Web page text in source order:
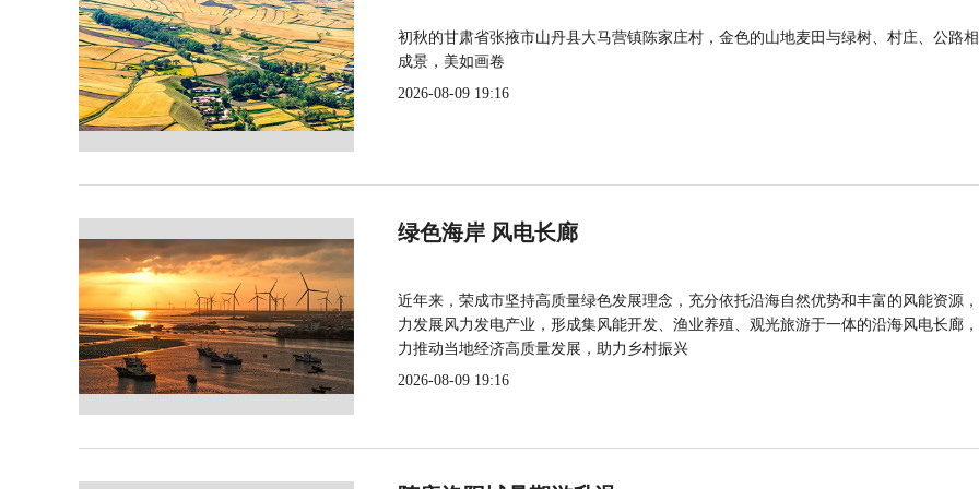
初秋的甘肃省张掖市山丹县大马营镇陈家庄村，金色的山地麦田与绿树、村庄、公路
成景，美如画卷
2026-08-09 19:16
绿色海岸 风电长廊
近年来，荣成市坚持高质量绿色发展理念，充分依托沿海自然优势和丰富的风能资源
力发展风力发电产业，形成集风能开发、渔业养殖、观光旅游于一体的沿海风电长廊
力推动当地经济高质量发展，助力乡村振兴
2026-08-09 19:16